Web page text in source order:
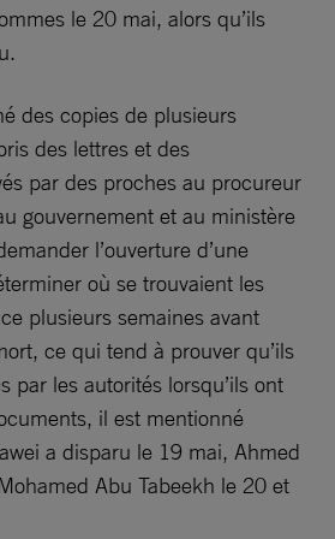
le 20 mai, alors qu’ils
des copies de plusieurs
des lettres et des
par des proches au procureur
gouvernement et au ministère
l’ouverture d’une
où se trouvaient les
plusieurs semaines avant
ce qui tend à prouver qu’ils
par les autorités lorsqu’ils ont
il est mentionné
a disparu le 19 mai, Ahmed
Abu Tabeekh le 20 et